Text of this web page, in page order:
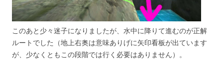
このあと少々迷子になりましたが、水中に降りて進むのが正解
ルートでした（地上右奥は意味ありげに矢印看板が出ています
が、少なくともこの段階では行く必要はありません）。